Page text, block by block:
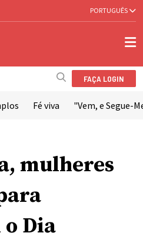
PORTUGUÊS
FAÇA LOGIN
Fé viva "Vem, e Segue-
mulheres
Dia